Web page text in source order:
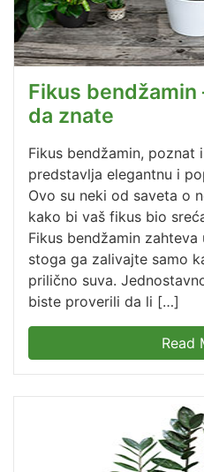
Fikus bendžamin
da znate
Fikus bendžamin, poznat
predstavlja elegantnu i
Ovo su neki od saveta o
kako bi vaš fikus bio
Fikus bendžamin
stoga ga zalivajte samo
prilično suva.
biste proverili da li […]
Read